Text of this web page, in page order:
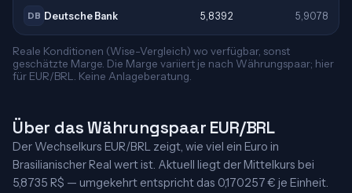
DB Deutsche Bank 5,8392 5,9078
Reale Konditionen (Wise-Vergleich) wo verfügbar, sonst
geschätzte Marge. Die Marge variiert je nach Währungspaar; hier
für EUR/BRL. Keine Anlageberatung.
Über das Währungspaar EUR/BRL
Der Wechselkurs EUR/BRL zeigt, wie viel ein Euro in
Brasilianischer Real wert ist. Aktuell liegt der Mittelkurs bei
5,8735 R$ — umgekehrt entspricht das 0,170257 € je Einheit.